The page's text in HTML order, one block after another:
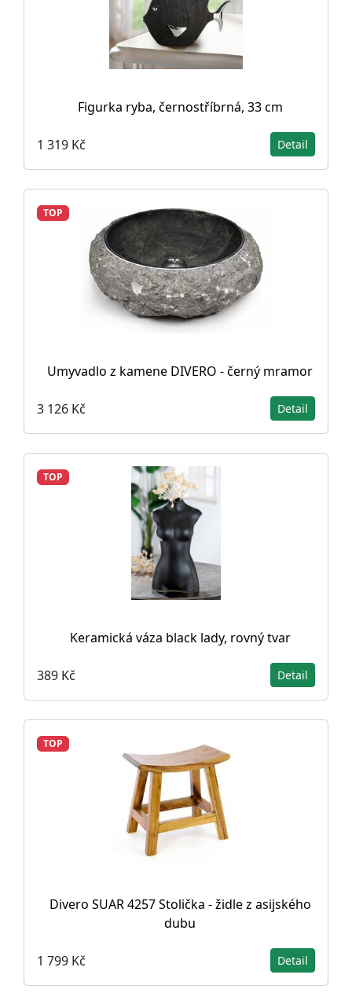
Figurka ryba, černostříbrná, 33 cm
1 319 Kč Detail
TOP
Umyvadlo z kamene DIVERO - černý mramor
3 126 Kč Detail
TOP
Keramická váza black lady, rovný tvar
389 Kč Detail
TOP
Divero SUAR 4257 Stolička - židle z asijského
dubu
1 799 Kč Detail